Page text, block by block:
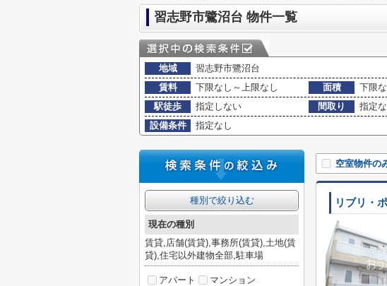
習志野市鷺沼台 物件一覧
地域
習志野市鷺沼台
賃料
下限なし～上限なし 面積 下限
駅徒歩
指定しない 間取り
指定
設備条件
指定なし
空室物件の
リブリ・
種別で絞り込む
現在の種別
賃貸,店舗(賃貸),事務所(賃貸),土地(賃
貸),住宅以外建物全部,駐車場
アパート
マンション